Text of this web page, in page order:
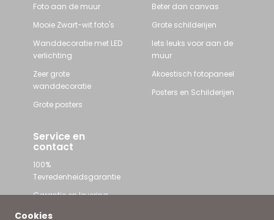
Cookies
Foto aan de muur
Mooie Zwart-wit foto's
Wanddecoratie met LED
verlichting
Zeer grote
wanddecoratie
Grote posters
Beter dan canvas
Grote schilderijen
Iets leuks voor aan de
muur
Akoestisch fotopaneel
Posters en Schilderijen
Service en
contact
100%
Tevredenheidsgarantie
Garantie en levering
Contact met Wallstars